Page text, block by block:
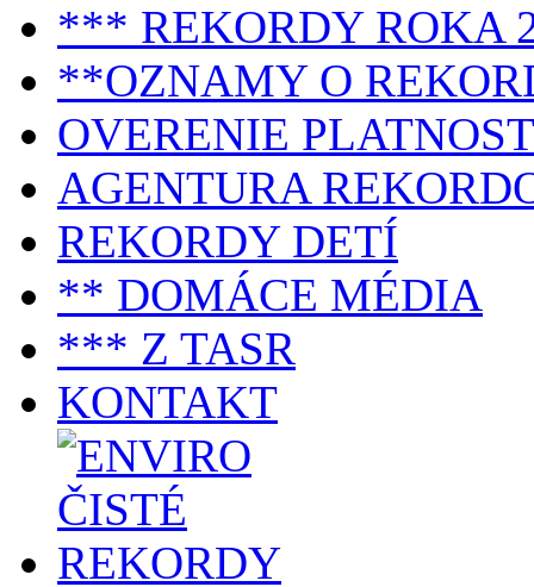
*** REKORDY ROKA
**OZNAMY O
OVERENIE
AGENTURA
REKORDY DETÍ
** DOMÁCE MÉDIA
*** Z TASR
KONTAKT